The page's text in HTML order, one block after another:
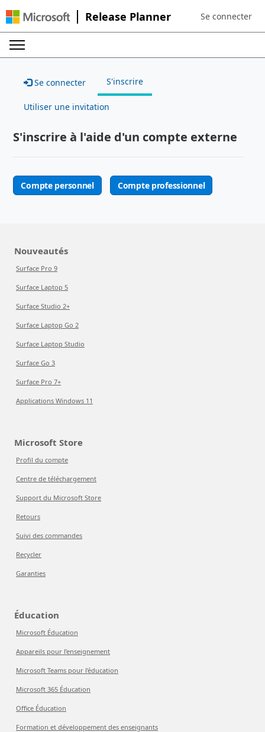
Release Planner Sign in to your
Se connecter
Se connecter S'inscrire
Utiliser une invitation
S'inscrire à l'aide d'un compte externe
Compte personnel Compte professionnel
Nouveautés
Surface Pro 9
Surface Laptop 5
Surface Studio 2+
Surface Laptop Go 2
Surface Laptop Studio
Surface Go 3
Surface Pro 7+
Applications Windows 11
Microsoft Store
Profil du compte
Centre de téléchargement
Support du Microsoft Store
Retours
Suivi des commandes
Recycler
Garanties
Éducation
Microsoft Éducation
Appareils pour l’enseignement
Microsoft Teams pour l’éducation
Microsoft 365 Éducation
Office Éducation
Formation et développement des enseignants